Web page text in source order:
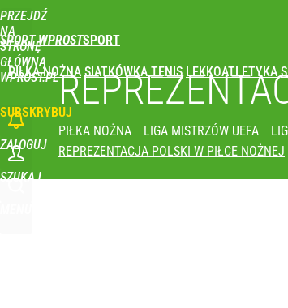
PRZEJDŹ
NA
STRONĘ
GŁÓWNĄ
WPROST.PL
SPORT WPROST
PIŁKA NOŻNA SIATKÓWKA TENIS LEKKOATLETYKA
SUBSKRYBUJ
ZALOGUJ
SZUKAJ
PIŁKA NOŻNA LIGA MISTRZÓW UEFA
REPREZENTACJA POLSKI W PIŁCE NOŻNEJ